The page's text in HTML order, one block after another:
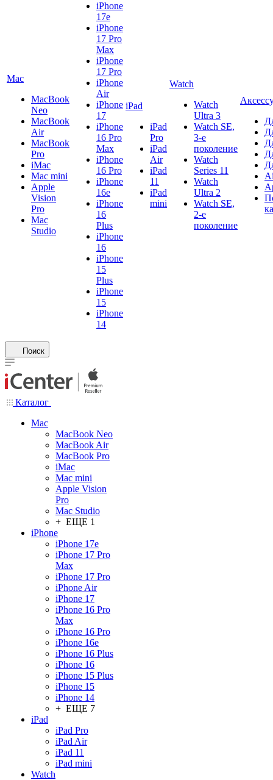
Mac
MacBook
Neo
MacBook
Air
MacBook
Pro
iMac
Mac mini
Apple
Vision
Pro
Mac
Studio
iPhone
17e
iPhone
17 Pro
Max
iPhone
17 Pro
iPhone
Air
iPhone
17
iPhone
16 Pro
Max
iPhone
16 Pro
iPhone
16e
iPhone
16
Plus
iPhone
16
iPhone
15
Plus
iPhone
15
iPhone
14
iPad
iPad
Pro
iPad
Air
iPad
11
iPad
mini
Watch
Watch
Ultra 3
Watch SE,
3-е
поколение
Watch
Series 11
Watch
Ultra 2
Watch SE,
2-е
поколение
Поиск
Каталог
Mac
MacBook Neo
MacBook Air
MacBook Pro
iMac
Mac mini
Apple Vision
Pro
Mac Studio
+ ЕЩЕ 1
iPhone
iPhone 17e
iPhone 17 Pro
Max
iPhone 17 Pro
iPhone Air
iPhone 17
iPhone 16 Pro
Max
iPhone 16 Pro
iPhone 16e
iPhone 16 Plus
iPhone 16
iPhone 15 Plus
iPhone 15
iPhone 14
+ ЕЩЕ 7
iPad
iPad Pro
iPad Air
iPad 11
iPad mini
Watch